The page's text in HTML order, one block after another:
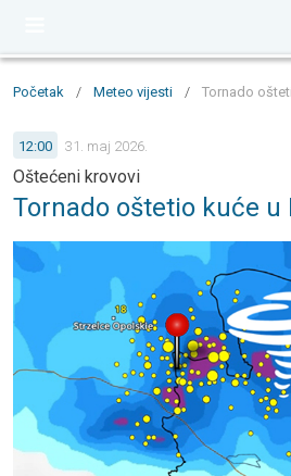
Početak / Meteo vijesti / Tornado
12:00 31. maj 2026.
Oštećeni krovovi
Tornado oštetio kuće u